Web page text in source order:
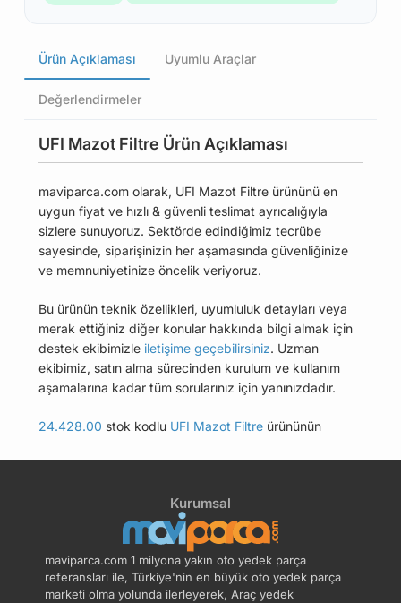
Ürün Açıklaması Uyumlu Araçlar
Değerlendirmeler
UFI Mazot Filtre Ürün Açıklaması
maviparca.com olarak, UFI Mazot Filtre ürününü en
uygun fiyat ve hızlı & güvenli teslimat ayrıcalığıyla
sizlere sunuyoruz. Sektörde edindiğimiz tecrübe
sayesinde, siparişinizin her aşamasında güvenliğinize
ve memnuniyetinize öncelik veriyoruz.
Bu ürünün teknik özellikleri, uyumluluk detayları veya
merak ettiğiniz diğer konular hakkında bilgi almak için
destek ekibimizle iletişime geçebilirsiniz. Uzman
ekibimiz, satın alma sürecinden kurulum ve kullanım
aşamalarına kadar tüm sorularınız için yanınızdadır.
24.428.00 stok kodlu UFI Mazot Filtre ürününün
Bu üründen en fazla 5 adet sipariş verilebilir. 5
adedin üzerindeki siparişleri iptal etme hakkı
maviparca.com tarafından saklı tutulmaktadır.
Belirlenen bu limit kurumsal siparişlerde geçerli
değildir. Kurumsal siparişler için farklı limitler ve
Kurumsal
maviparca.com 1 milyona yakın oto yedek parça
referansları ile, Türkiye'nin en büyük oto yedek parça
marketi olma yolunda ilerleyerek, Araç yedek